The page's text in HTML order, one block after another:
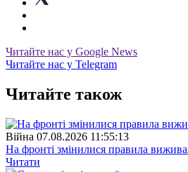
Читайте нас у Google News
Читайте нас у Telegram
Читайте також
Війна 07.08.2026 11:55:13
На фронті змінилися правила
Читати